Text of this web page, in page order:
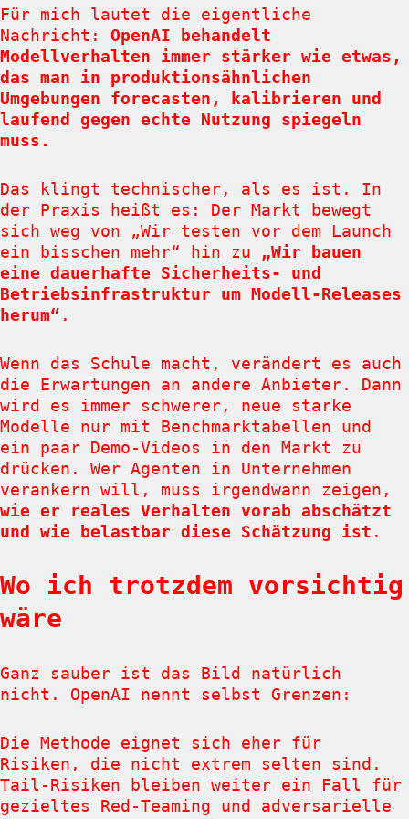
Für mich lautet die eigentliche
Nachricht: OpenAI behandelt
Modellverhalten immer stärker wie etwas,
das man in produktionsähnlichen
Umgebungen forecasten, kalibrieren und
laufend gegen echte Nutzung spiegeln
muss.
Das klingt technischer, als es ist. In
der Praxis heißt es: Der Markt bewegt
sich weg von „Wir testen vor dem Launch
ein bisschen mehr“ hin zu „Wir bauen
eine dauerhafte Sicherheits- und
Betriebsinfrastruktur um Modell-Releases
herum“ .
Wenn das Schule macht, verändert es auch
die Erwartungen an andere Anbieter. Dann
wird es immer schwerer, neue starke
Modelle nur mit Benchmarktabellen und
ein paar Demo-Videos in den Markt zu
drücken. Wer Agenten in Unternehmen
verankern will, muss irgendwann zeigen,
wie er reales Verhalten vorab abschätzt
und wie belastbar diese Schätzung ist .
Wo ich trotzdem vorsichtig
wäre
Ganz sauber ist das Bild natürlich
nicht. OpenAI nennt selbst Grenzen:
Die Methode eignet sich eher für
Risiken, die nicht extrem selten sind.
Tail-Risiken bleiben weiter ein Fall für
gezieltes Red-Teaming und adversarielle